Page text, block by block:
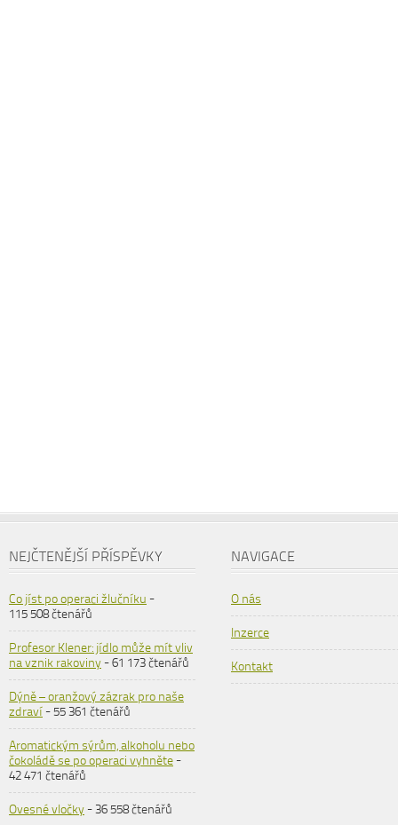
NEJČTENĚJŠÍ PŘÍSPĚVKY
Co jíst po operaci žlučníku -
115 508 čtenářů
Profesor Klener: jídlo může mít vliv
na vznik rakoviny- 61 173 čtenářů
Dýně – oranžový zázrak pro naše
zdraví- 55 361 čtenářů
Aromatickým sýrům, alkoholu nebo
čokoládě se po operaci vyhněte-
42 471 čtenářů
Ovesné vločky- 36 558 čtenářů
NAVIGACE
O nás
Inzerce
Kontakt